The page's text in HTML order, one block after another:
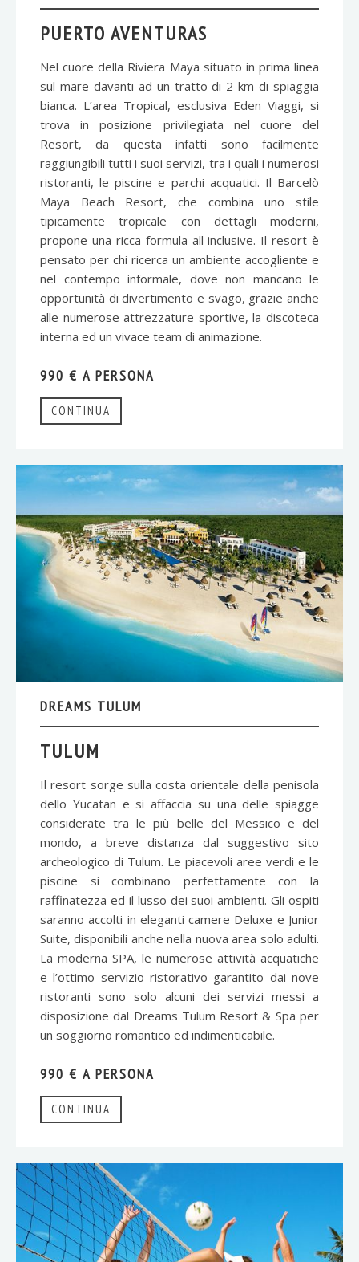
PUERTO AVENTURAS
Nel cuore della Riviera Maya situato in prima linea
sul mare davanti ad un tratto di 2 km di spiaggia
bianca. L’area Tropical, esclusiva Eden Viaggi, si
trova in posizione privilegiata nel cuore del
Resort, da questa infatti sono facilmente
raggiungibili tutti i suoi servizi, tra i quali i numerosi
ristoranti, le piscine e parchi acquatici. Il Barcelò
Maya Beach Resort, che combina uno stile
tipicamente tropicale con dettagli moderni,
propone una ricca formula all inclusive. Il resort è
pensato per chi ricerca un ambiente accogliente e
nel contempo informale, dove non mancano le
opportunità di divertimento e svago, grazie anche
alle numerose attrezzature sportive, la discoteca
interna ed un vivace team di animazione.
990 € A PERSONA
CONTINUA
DREAMS TULUM
TULUM
Il resort sorge sulla costa orientale della penisola
dello Yucatan e si affaccia su una delle spiagge
considerate tra le più belle del Messico e del
mondo, a breve distanza dal suggestivo sito
archeologico di Tulum. Le piacevoli aree verdi e le
piscine si combinano perfettamente con la
raffinatezza ed il lusso dei suoi ambienti. Gli ospiti
saranno accolti in eleganti camere Deluxe e Junior
Suite, disponibili anche nella nuova area solo adulti.
La moderna SPA, le numerose attività acquatiche
e l’ottimo servizio ristorativo garantito dai nove
ristoranti sono solo alcuni dei servizi messi a
disposizione dal Dreams Tulum Resort & Spa per
un soggiorno romantico ed indimenticabile.
990 € A PERSONA
CONTINUA